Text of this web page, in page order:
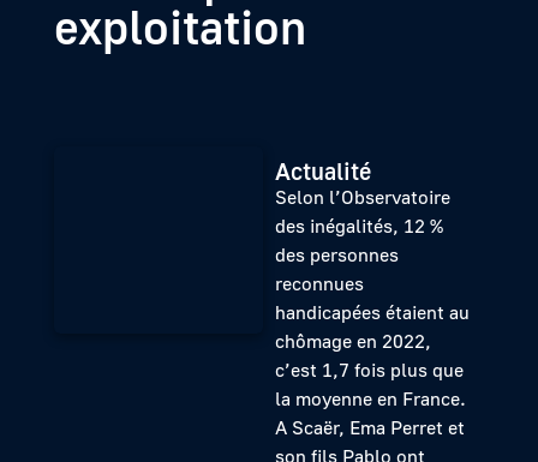
exploitation
Actualité
Selon l’Observatoire
des inégalités, 12 %
des personnes
reconnues
handicapées étaient au
chômage en 2022,
c’est 1,7 fois plus que
la moyenne en France.
A Scaër, Ema Perret et
son fils Pablo ont